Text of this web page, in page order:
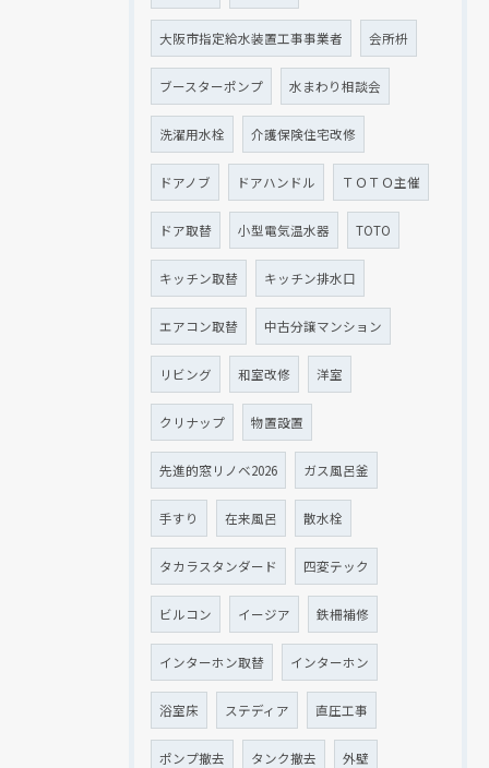
大阪市指定給水装置工事事業者 会所枡
ブースターポンプ 水まわり相談会
洗濯用水栓 介護保険住宅改修
ドアノブ ドアハンドル ＴＯＴＯ主催
ドア取替 小型電気温水器 TOTO
キッチン取替 キッチン排水口
エアコン取替 中古分譲マンション
リビング 和室改修 洋室
クリナップ 物置設置
先進的窓リノベ2026 ガス風呂釜
手すり 在来風呂 散水栓
タカラスタンダード 四変テック
ビルコン イージア 鉄柵補修
インターホン取替 インターホン
浴室床 ステディア 直圧工事
ポンプ撤去 タンク撤去 外壁